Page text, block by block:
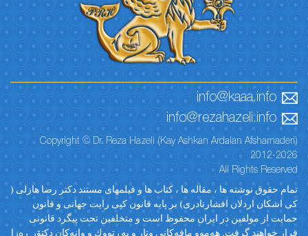
info@kaaa.info
info@rezahazeli.info
Copyright © Dr. Reza Hazeli (Kay Ashkan Ardalan Afsharnaderi)
2012-2026
All Rights Reserved
تمام حقوق نوشته ها ، مقاله ها ، کتاب ها و فیلمهای مستند دکتر رضا هازلی (
کی اشکان اردلان افشارنادری) بر پایه قانون کپی رایت جهانی و قانون
حمایت از مولفین در ایران محفوظ است و متخلفین تحت پیگرد قانونی
قرار خواهند گرفت. ‎هەموو مافەکانی وتار و پەڕتووك و وانەکان دکتۆر ڕەزا